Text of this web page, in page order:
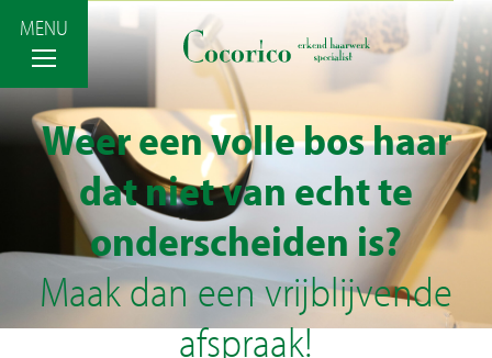
MENU
Terug
Haaroplossingen
Styling & Onderhoud
Weer een volle bos haar
dat niet van echt te
onderscheiden is?
Maak dan een vrijblijvende
afspraak!